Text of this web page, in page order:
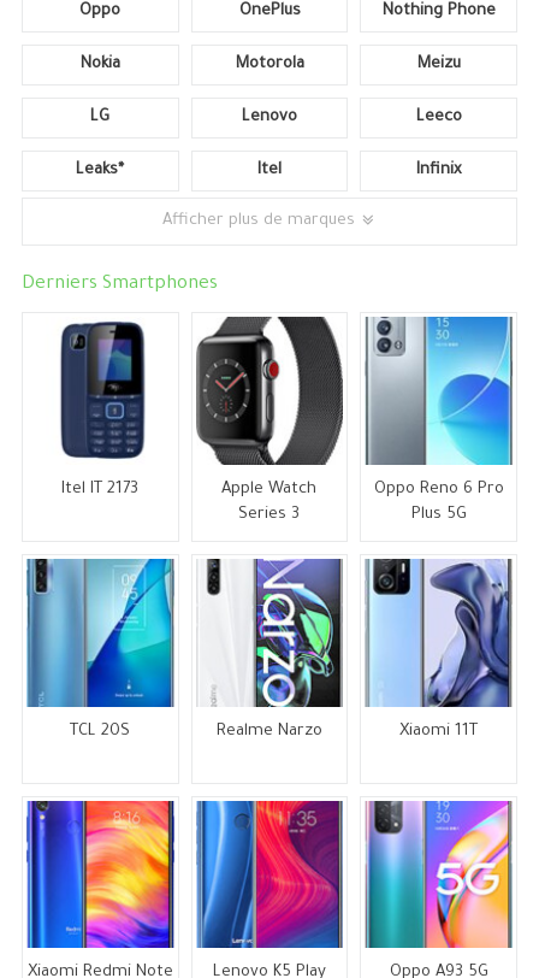
Oppo OnePlus Nothing Phone
Nokia Motorola Meizu
LG Lenovo Leeco
Leaks* Itel Infinix
Afficher plus de marques
Derniers Smartphones
Itel IT 2173
Apple Watch
Series 3
Oppo Reno 6 Pro
Plus 5G
TCL 20S Realme Narzo Xiaomi 11T
Xiaomi Redmi Note Lenovo K5 Play Oppo A93 5G